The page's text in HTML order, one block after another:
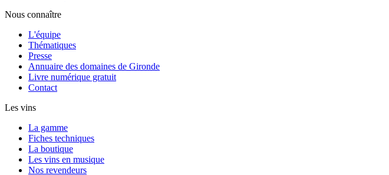
Nous connaître
L'équipe
Thématiques
Presse
Annuaire des domaines de Gironde
Livre numérique gratuit
Contact
Les vins
La gamme
Fiches techniques
La boutique
Les vins en musique
Nos revendeurs